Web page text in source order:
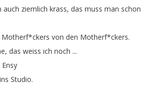
auch ziemlich krass, das muss man schon
Motherf*ckers von den Motherf*ckers.
, das weiss ich noch ...
Ensy
ins Studio.